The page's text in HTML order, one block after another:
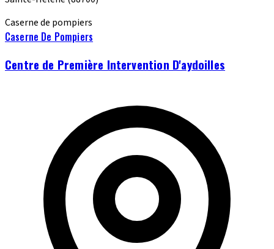
Caserne de pompiers
Caserne De Pompiers
Centre de Première Intervention D'aydoilles